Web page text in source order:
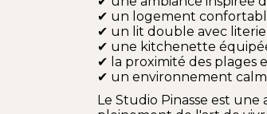
✔ un logement
✔ un lit double avec
✔ une kitchenette
✔ la proximité des plages
✔ un environnement
Le Studio Pinasse est